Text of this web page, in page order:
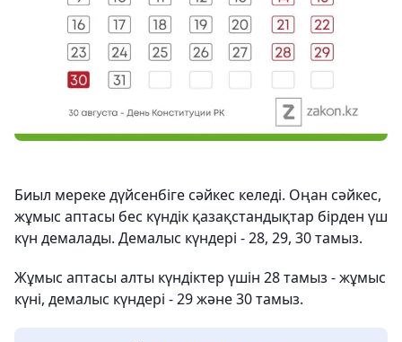
Биыл мереке дүйсенбіге сәйкес келеді. Оңан сәйкес,
жұмыс аптасы бес күндік қазақстандықтар бірден үш
күн демалады. Демалыс күндері - 28, 29, 30 тамыз.
Жұмыс аптасы алты күндіктер үшін 28 тамыз - жұмыс
күні, демалыс күндері - 29 және 30 тамыз.